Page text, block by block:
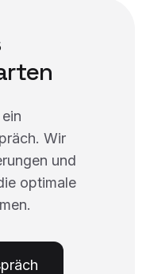
Wir
und
optimale